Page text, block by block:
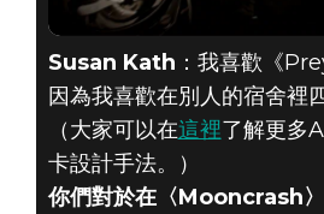
Susan Kath ：我喜歡《
因為我喜歡在別人的宿舍裡
（大家可以在這裡了解更多
卡設計手法。）
你們對於在〈Mooncrash